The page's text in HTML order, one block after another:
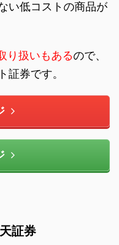
い低コストの商品が
り扱いもあるので、
証券です。
証券